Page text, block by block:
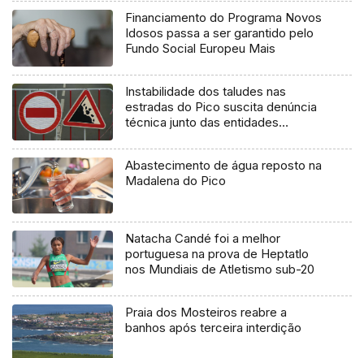
Financiamento do Programa Novos
Idosos passa a ser garantido pelo
Fundo Social Europeu Mais
Instabilidade dos taludes nas
estradas do Pico suscita denúncia
técnica junto das entidades
Abastecimento de água reposto na
Madalena do Pico
Natacha Candé foi a melhor
portuguesa na prova de Heptatlo
nos Mundiais de Atletismo sub-20
Praia dos Mosteiros reabre a
banhos após terceira interdição